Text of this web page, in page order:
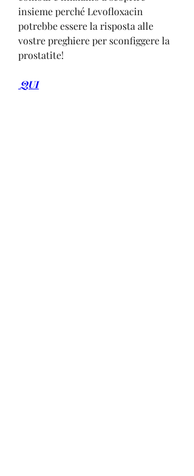
insieme perché Levofloxacin
potrebbe essere la risposta alle
vostre preghiere per sconfiggere la
prostatite!
QUI